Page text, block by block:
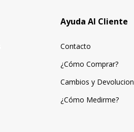
Ayuda Al Cliente
Contacto
¿Cómo Comprar?
Cambios y
¿Cómo Medirme?